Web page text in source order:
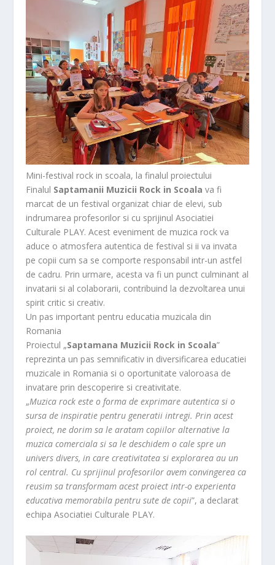
Mini-festival rock in scoala, la finalul proiectului
Finalul Saptamanii Muzicii Rock in Scoala va fi
marcat de un festival organizat chiar de elevi, sub
indrumarea profesorilor si cu sprijinul Asociatiei
Culturale PLAY. Acest eveniment de muzica rock va
aduce o atmosfera autentica de festival si ii va invata
pe copii cum sa se comporte responsabil intr-un astfel
de cadru. Prin urmare, acesta va fi un punct culminant al
invatarii si al colaborarii, contribuind la dezvoltarea unui
spirit critic si creativ.
Un pas important pentru educatia muzicala din
Romania
Proiectul „Saptamana Muzicii Rock in Scoala”
reprezinta un pas semnificativ in diversificarea educatiei
muzicale in Romania si o oportunitate valoroasa de
invatare prin descoperire si creativitate.
„Muzica rock este o forma de exprimare autentica si o
sursa de inspiratie pentru generatii intregi. Prin acest
proiect, ne dorim sa le aratam copiilor alternative la
muzica comerciala si sa le deschidem o cale spre un
univers divers, in care creativitatea si explorarea au un
rol central. Cu sprijinul profesorilor avem convingerea ca
reusim sa transformam acest proiect intr-o experienta
educativa memorabila pentru sute de copii”, a declarat
echipa Asociatiei Culturale PLAY.